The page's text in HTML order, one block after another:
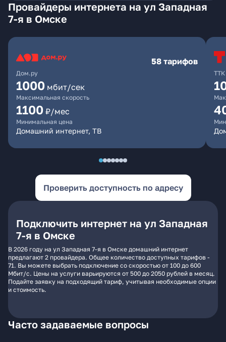
Провайдеры интернета на ул Западная
7-я в Омске
Дом.ру
58 тарифов
1000 мбит/сек
Максимальная скорость
1100 ₽/мес
Минимальная цена
Домашний интернет, ТВ
ТТК
Проверить доступность по адресу
Подключить интернет на ул Западная
7-я в Омске
В 2026 году на ул Западная 7-я в Омске домашний интернет
предлагают 2 провайдера. Общее количество доступных тарифов -
71. Вы можете выбрать подключение со скоростью от 100 до 600
Мбит/с. Цены на услуги варьируются от 500 до 2050 рублей в месяц.
Подайте заявку на подходящий тариф, учитывая необходимые опции
и стоимость.
Часто задаваемые вопросы